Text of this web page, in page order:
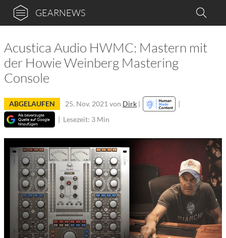
GEARNEWS
Acustica Audio HWMC: Mastern mit
der Howie Weinberg Mastering
Console
ABGELAUFEN 25. Nov. 2021 von Dirk |
|
| Lesezeit: 3 Min